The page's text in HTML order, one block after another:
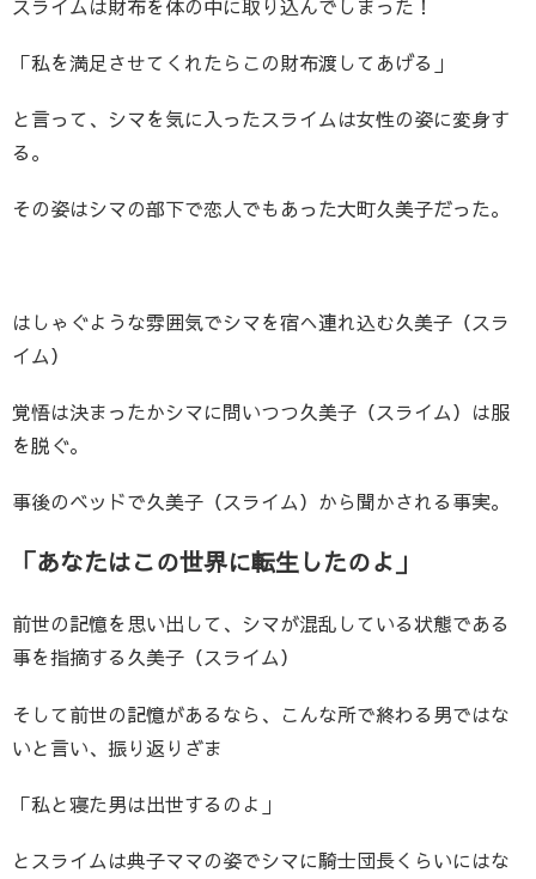
スライムは財布を体の中に取り込んでしまった！
「私を満足させてくれたらこの財布渡してあげる」
と言って、シマを気に入ったスライムは女性の姿に変身す
る。
その姿はシマの部下で恋人でもあった大町久美子だった。
はしゃぐような雰囲気でシマを宿へ連れ込む久美子（スラ
イム）
覚悟は決まったかシマに問いつつ久美子（スライム）は服
を脱ぐ。
事後のベッドで久美子（スライム）から聞かされる事実。
「あなたはこの世界に転生したのよ」
前世の記憶を思い出して、シマが混乱している状態である
事を指摘する久美子（スライム）
そして前世の記憶があるなら、こんな所で終わる男ではな
いと言い、振り返りざま
「私と寝た男は出世するのよ」
とスライムは典子ママの姿でシマに騎士団長くらいにはな